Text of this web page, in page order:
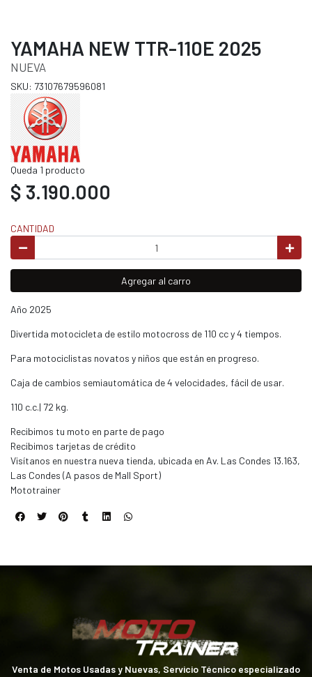
YAMAHA NEW TTR-110E 2025
NUEVA
SKU: 73107679596081
Queda 1 producto
$ 3.190.000
CANTIDAD
Agregar al carro
Año 2025
Divertida motocicleta de estilo motocross de 110 cc y 4 tiempos.
Para motociclistas novatos y niños que están en progreso.
Caja de cambios semiautomática de 4 velocidades, fácil de usar.
110 c.c.| 72 kg.
Recibimos tu moto en parte de pago
Recibimos tarjetas de crédito
Visítanos en nuestra nueva tienda, ubicada en Av. Las Condes 13.163,
Las Condes (A pasos de Mall Sport)
Mototrainer
Venta de Motos Usadas y Nuevas, Servicio Técnico especializado